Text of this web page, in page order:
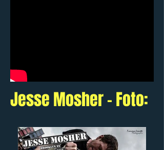
Jesse Mosher - Foto: